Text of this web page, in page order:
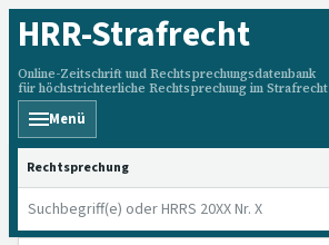
HRR-Strafrecht
Online-Zeitschrift und Rechtsprechungsdatenbank
für höchstrichterliche Rechtsprechung im Strafrecht
Menü
HRRS durchsuchen